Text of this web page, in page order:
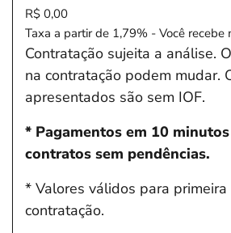
R$ 0,00
Taxa a partir de 1,79% - Você recebe
Contratação sujeita a análise.
na contratação podem mudar.
apresentados são sem IOF.
* Pagamentos em 10
contratos sem pendências.
* Valores válidos para primeira
contratação.